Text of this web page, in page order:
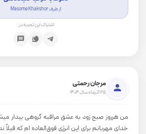
از طرف Masome Khakshor
اشتراک این تجربه در:
مرجان رحمتی
25 آذرماه سال 1404
من هرروز صبح زود به عشق مراقبه گروهی بیدار
خدای مهربانم برای این انرژی فوق‌العاده ام که قبلاً